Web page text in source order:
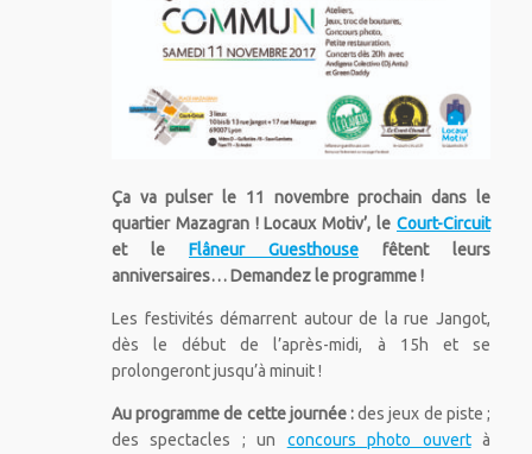
Ça va pulser le 11 novembre prochain dans le
quartier Mazagran ! Locaux Motiv’, le Court-Circuit
et le Flâneur Guesthousefêtent leurs
anniversaires… Demandez le programme !
Les festivités démarrent autour de la rue Jangot,
dès le début de l’après-midi, à 15h et se
prolongeront jusqu’à minuit !
Au programme de cette journée :des jeux de piste ;
des spectacles ; un concours photo ouvertà